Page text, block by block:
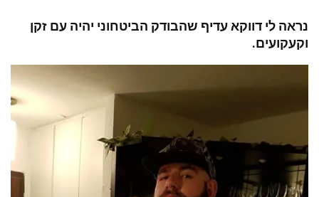
נראה לי דווקא עדיף שהבודק הביטחוני יהיה עם זקן
וקעקועים.